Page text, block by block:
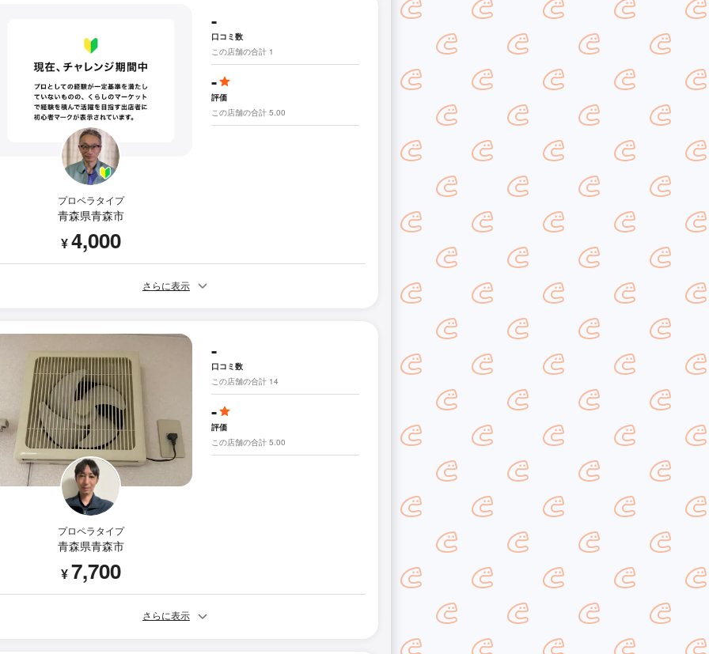
プロペラタイプ
青森県青森市
¥4,000
-
口コミ数
この店舗の合計 1
-
評価
この店舗の合計 5.00
さらに表示
プロペラタイプ
青森県青森市
¥7,700
-
口コミ数
この店舗の合計 14
-
評価
この店舗の合計 5.00
さらに表示